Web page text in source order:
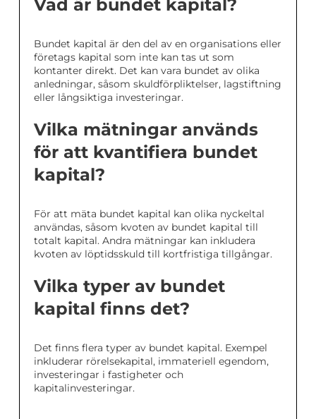
Vad är bundet kapital?
Bundet kapital är den del av en organisations eller
företags kapital som inte kan tas ut som
kontanter direkt. Det kan vara bundet av olika
anledningar, såsom skuldförpliktelser, lagstiftning
eller långsiktiga investeringar.
Vilka mätningar används
för att kvantifiera bundet
kapital?
För att mäta bundet kapital kan olika nyckeltal
användas, såsom kvoten av bundet kapital till
totalt kapital. Andra mätningar kan inkludera
kvoten av löptidsskuld till kortfristiga tillgångar.
Vilka typer av bundet
kapital finns det?
Det finns flera typer av bundet kapital. Exempel
inkluderar rörelsekapital, immateriell egendom,
investeringar i fastigheter och
kapitalinvesteringar.